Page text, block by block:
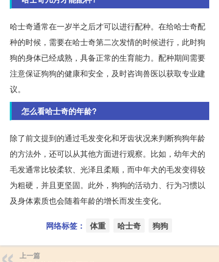
哈士奇通常在一岁半之后才可以进行配种。在给哈士奇配
种的时候，需要在哈士奇第二次发情的时候进行，此时狗
狗的身体已经成熟，具备正常的生育能力。配种期间需要
注意保证狗狗的健康和安全，及时咨询兽医以获取专业建
议。
怎么看哈士奇的年龄?
除了前文提到的通过毛发变化和牙齿状况来判断狗狗年龄
的方法外，还可以从其他方面进行观察。比如，幼年犬的
毛发通常比较柔软、光泽且柔顺，而中年犬的毛发变得较
为粗硬，并且更坚固。此外，狗狗的活动力、行为习惯以
及身体素质也会随着年龄的增长而发生变化。
网络标签： 体重 哈士奇 狗狗
上一篇